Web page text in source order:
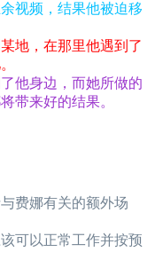
视频，结果他被迫移
地，在那里他遇到了
他身边，而她所做的
带来好的结果。
费娜有关的额外场
可以正常工作并按预